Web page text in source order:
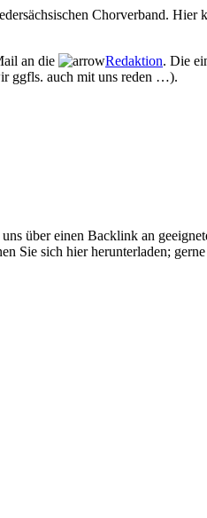
Chorverband. Hier
an die Redaktion. Die
ggfls. auch mit uns reden …).
über einen Backlink an
Sie sich hier herunterladen;